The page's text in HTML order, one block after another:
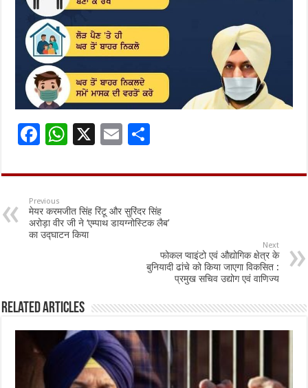
F
e
b
o
o
W
at
sA
p
p
X
E
ai ar
e
Previous
मेयर करमजीत सिंह रिंटू और सुरिंदर सिंह
अरोड़ा वीर जी ने ‘एम्पाथ डायग्नोस्टिक लैब’
का उद्घाटन किया
Next
फोकल प्वाइंटो एवं औद्योगिक क्षेत्र के
बुनियादी ढांचे को किया जाएगा विकसित :
प्रमुख सचिव उद्योग एवं वाणिज्य
Related Articles